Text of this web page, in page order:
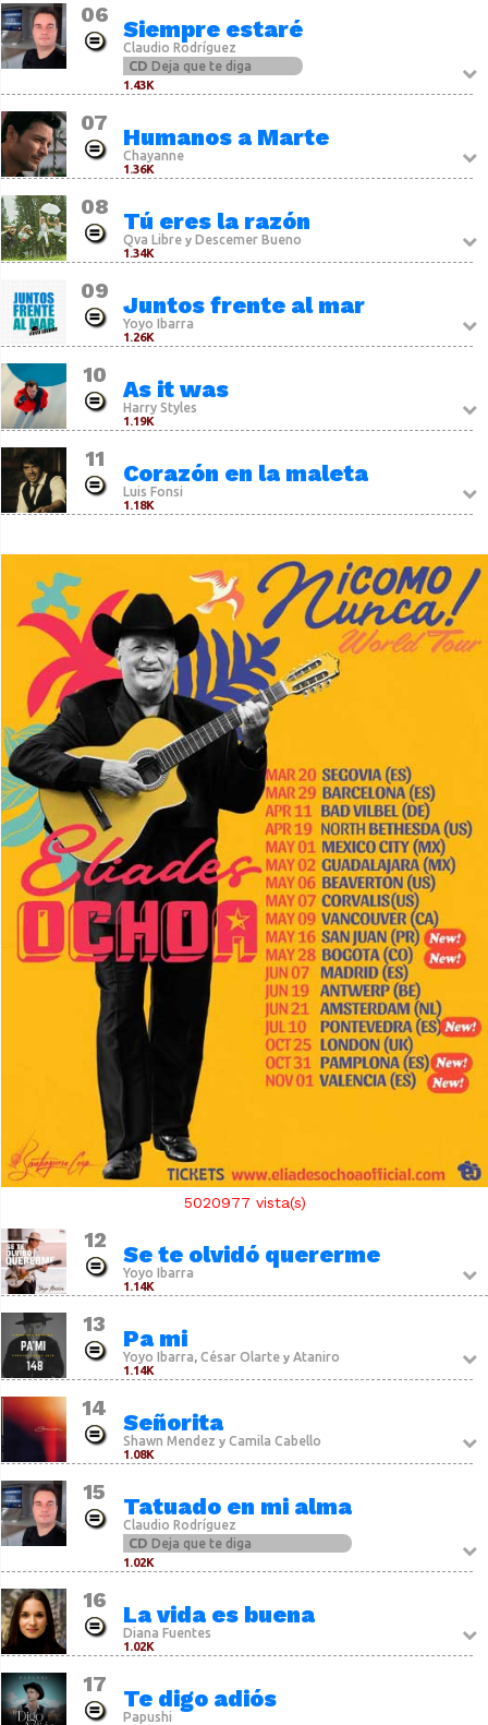
06
Siempre estaré
Claudio Rodríguez
CD Deja que te diga
1.43K
07
Humanos a Marte
Chayanne
1.36K
08
Tú eres la razón
Qva Librey Descemer Bueno
1.34K
09
Juntos frente al mar
Yoyo Ibarra
1.26K
10
As it was
Harry Styles
1.19K
11
Corazón en la maleta
Luis Fonsi
1.18K
5020977 vista(s)
12
Se te olvidó quererme
Yoyo Ibarra
1.14K
13
Pa mi
Yoyo Ibarra, César Olartey Ataniro
1.14K
14
Señorita
Shawn Mendez y Camila Cabello
1.08K
15
Tatuado en mi alma
Claudio Rodríguez
CD Deja que te diga
1.02K
16
La vida es buena
Diana Fuentes
1.02K
17
Te digo adiós
Papushi